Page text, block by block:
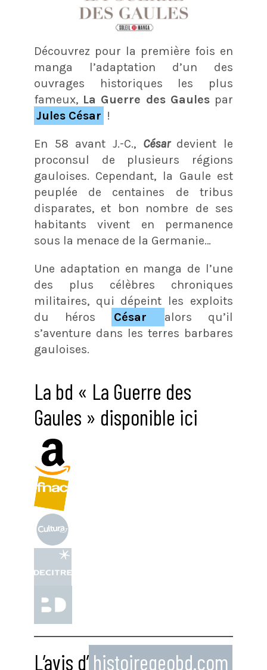
Découvrez pour la première fois en
manga l’adaptation d’un des
ouvrages historiques les plus
fameux, La Guerre des Gaulespar
Jules César !
En 58 avant J.-C., César devient le
proconsul de plusieurs régions
gauloises. Cependant, la Gaule est
peuplée de centaines de tribus
disparates, et bon nombre de ses
habitants vivent en permanence
sous la menace de la Germanie…
Une adaptation en manga de l’une
des plus célèbres chroniques
militaires, qui dépeint les exploits
du héros
César
alors qu’il
s’aventure dans les terres barbares
gauloises.
La bd « La Guerre des
Gaules » disponible ici
L’avis d’ histoiregeobd.com